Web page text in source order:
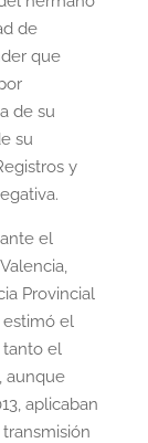
de
que
de su
su
y
el
Provincial
estimó el
tanto el
aunque
aplicaban